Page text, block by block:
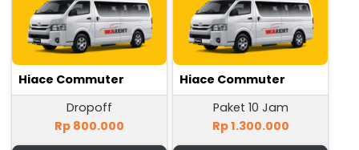
Hiace Commuter
Dropoff
Rp 800.000
Hiace Commuter
Paket 10 Jam
Rp 1.300.000